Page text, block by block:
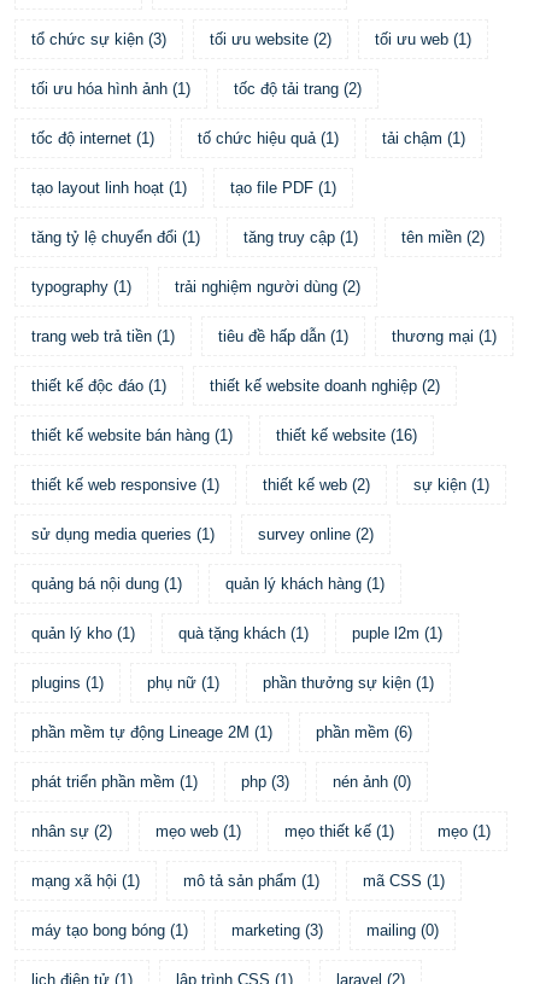
tổ chức sự kiện (3) tối ưu website (2) tối ưu web (1 )
tối ưu hóa hình ảnh (1 ) tốc độ tải trang (2)
tốc độ internet (1 ) tố chức hiệu quả (1 ) tải chậm (1 )
tạo layout linh hoạt (1 ) tạo file PDF (1 )
tăng tỷ lệ chuyển đổi (1 ) tăng truy cập (1 ) tên miền (2)
typography (1 ) trải nghiệm người dùng (2)
trang web trả tiền (1 ) tiêu đề hấp dẫn (1 ) thương mại (1 )
thiết kế độc đáo (1 ) thiết kế website doanh nghiệp (2)
thiết kế website bán hàng (1 ) thiết kế website (16)
thiết kế web responsive (1 ) thiết kế web (2) sự kiện (1 )
sử dụng media queries (1 ) survey online (2)
quảng bá nội dung (1 ) quản lý khách hàng (1 )
quản lý kho (1 ) quà tặng khách (1 ) puple l2m (1 )
plugins (1 ) phụ nữ (1 ) phần thưởng sự kiện (1 )
phần mềm tự động Lineage 2M (1 ) phần mềm (6)
phát triển phần mềm (1 ) php (3) nén ảnh (0)
nhân sự (2) mẹo web (1 ) mẹo thiết kế (1 ) mẹo (1 )
mạng xã hội (1 ) mô tả sản phẩm (1 ) mã CSS (1 )
máy tạo bong bóng (1 ) marketing (3) mailing (0)
lịch điện tử (1 ) lập trình CSS (1 ) laravel (2)